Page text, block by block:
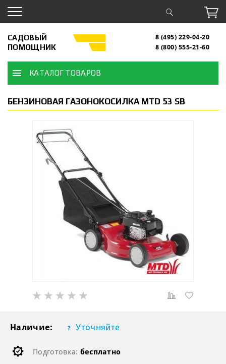
САДОВЫЙ
ПОМОЩНИК
8 (495) 229-04-20
8 (800) 555-21-60
КАТАЛОГ ТОВАРОВ
БЕНЗИНОВАЯ ГАЗОНОКОСИЛКА MTD 53 SB
Наличие: Уточняйте
Подготовка: бесплатно